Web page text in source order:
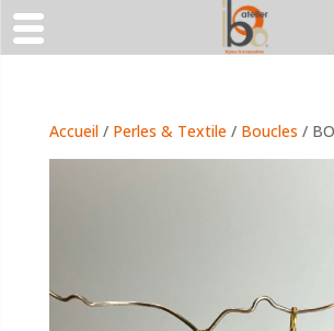
Accueil/ Perles & Textile/ Boucles /